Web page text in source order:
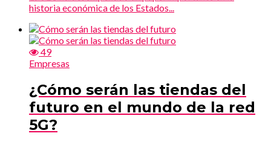
historia económica de los Estados...
49
Empresas
¿Cómo serán las tiendas del
futuro en el mundo de la red
5G?